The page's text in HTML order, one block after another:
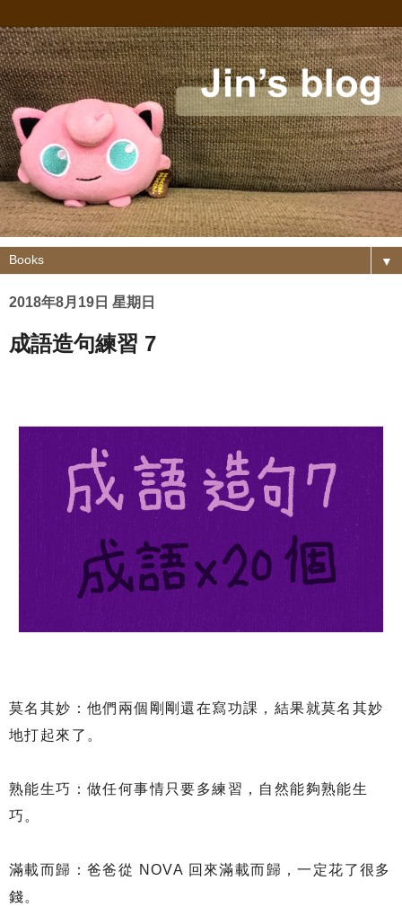
▼
2018年8月19日 星期日
成語造句練習 7
莫名其妙：他們兩個剛剛還在寫功課，結果就莫名其妙
地打起來了。
熟能生巧：做任何事情只要多練習，自然能夠熟能生
巧。
滿載而歸：爸爸從 NOVA 回來滿載而歸，一定花了很多
錢。